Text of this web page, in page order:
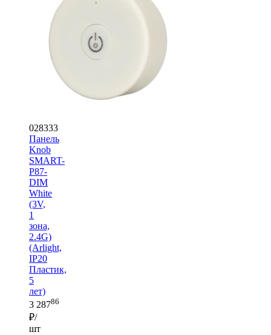
028333
Панель
Knob
SMART-
P87-
DIM
White
(3V,
1
зона,
2.4G)
(Arlight,
IP20
Пластик,
5
лет)
3 28786
₽/
шт